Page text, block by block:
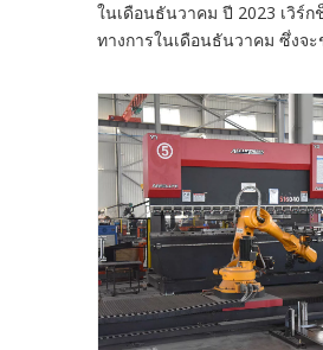
ในเดือนธันวาคม ปี 2023 เวิร์
ทางการในเดือนธันวาคม ซึ่งจะ